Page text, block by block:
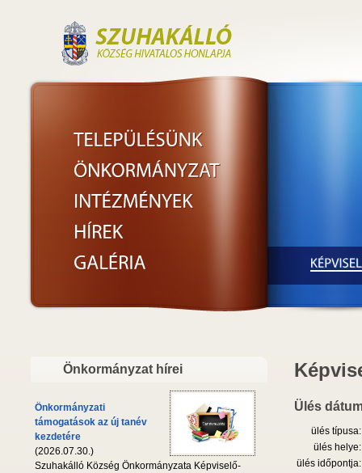
Önkormányzat hírei
Önkormányzati
támogatások az új tanév
kezdetére
(2026.07.30.)
Szuhakálló Község Önkormányzata Képviselő-
Ülés
ülés típusa:
ülés helye:
ülés időpontja: